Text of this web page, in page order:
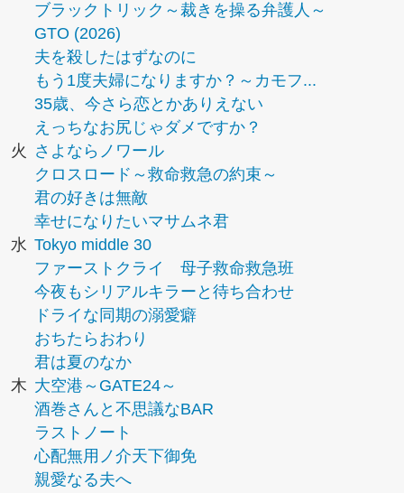
ブラックトリック～裁きを操る弁護人～
GTO (2026)
夫を殺したはずなのに
もう1度夫婦になりますか？～カモフ...
35歳、今さら恋とかありえない
えっちなお尻じゃダメですか？
火
さよならノワール
クロスロード～救命救急の約束～
君の好きは無敵
幸せになりたいマサムネ君
水 Tokyo middle 30
ファーストクライ 母子救命救急班
今夜もシリアルキラーと待ち合わせ
ドライな同期の溺愛癖
おちたらおわり
君は夏のなか
木 大空港～GATE24～
酒巻さんと不思議なBAR
ラストノート
心配無用ノ介天下御免
親愛なる夫へ